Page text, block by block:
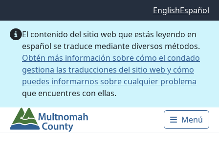
EnglishEspañol
El contenido del sitio web que estás leyendo en
español se traduce mediante diversos métodos.
Obtén más información sobre cómo el condado
gestiona las traducciones del sitio web y cómo
puedes informarnos sobre cualquier problema
que encuentres con ellas.
Main
Menú